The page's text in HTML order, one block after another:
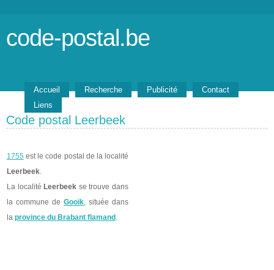
code-postal.be
Accueil Recherche Publicité
Contact
Liens
Code postal Leerbeek
1755 est le code postal de la localité
Leerbeek.
La localité Leerbeek se trouve dans
la commune de Gooik, située dans
la province du Brabant flamand .